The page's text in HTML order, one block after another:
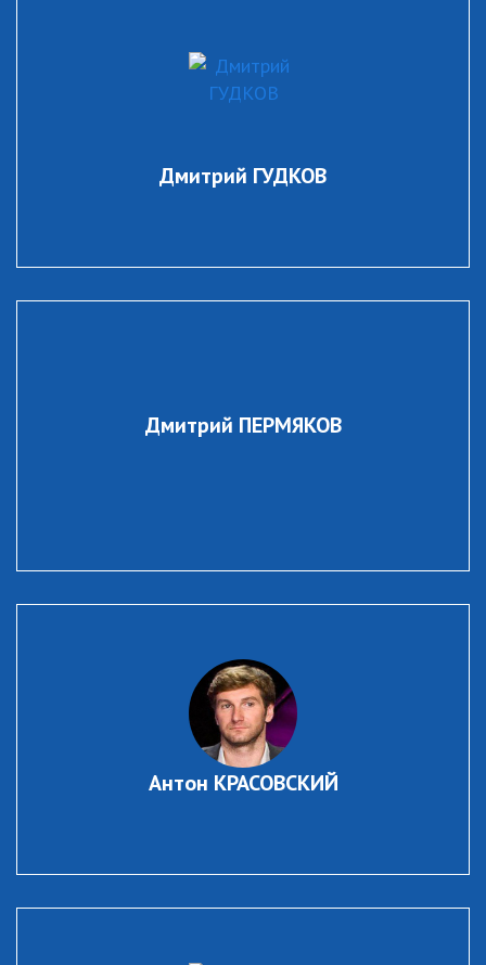
Дмитрий ГУДКОВ
Дмитрий ПЕРМЯКОВ
Антон КРАСОВСКИЙ